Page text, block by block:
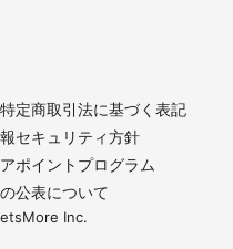
特定商取引法に基づく表記
セキュリティ方針
ポイントプログラム
公表について
Inc.